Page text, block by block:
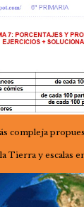
compleja
Tierra y escalas